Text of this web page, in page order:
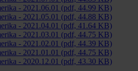
- 2021.06.01 (pdf, 44.99 KB)
- 2021.05.01 (pdf, 44.88 KB)
- 2021.04.01 (pdf, 41.64 KB)
- 2021.03.01 (pdf, 44.75 KB)
- 2021.02.01 (pdf, 44.39 KB)
- 2021.01.01 (pdf, 44.75 KB)
- 2020.12.01 (pdf, 43.30 KB)